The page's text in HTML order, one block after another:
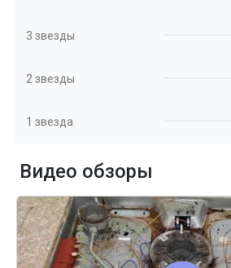
3 звезды
2 звезды
1 звезда
Видео обзоры